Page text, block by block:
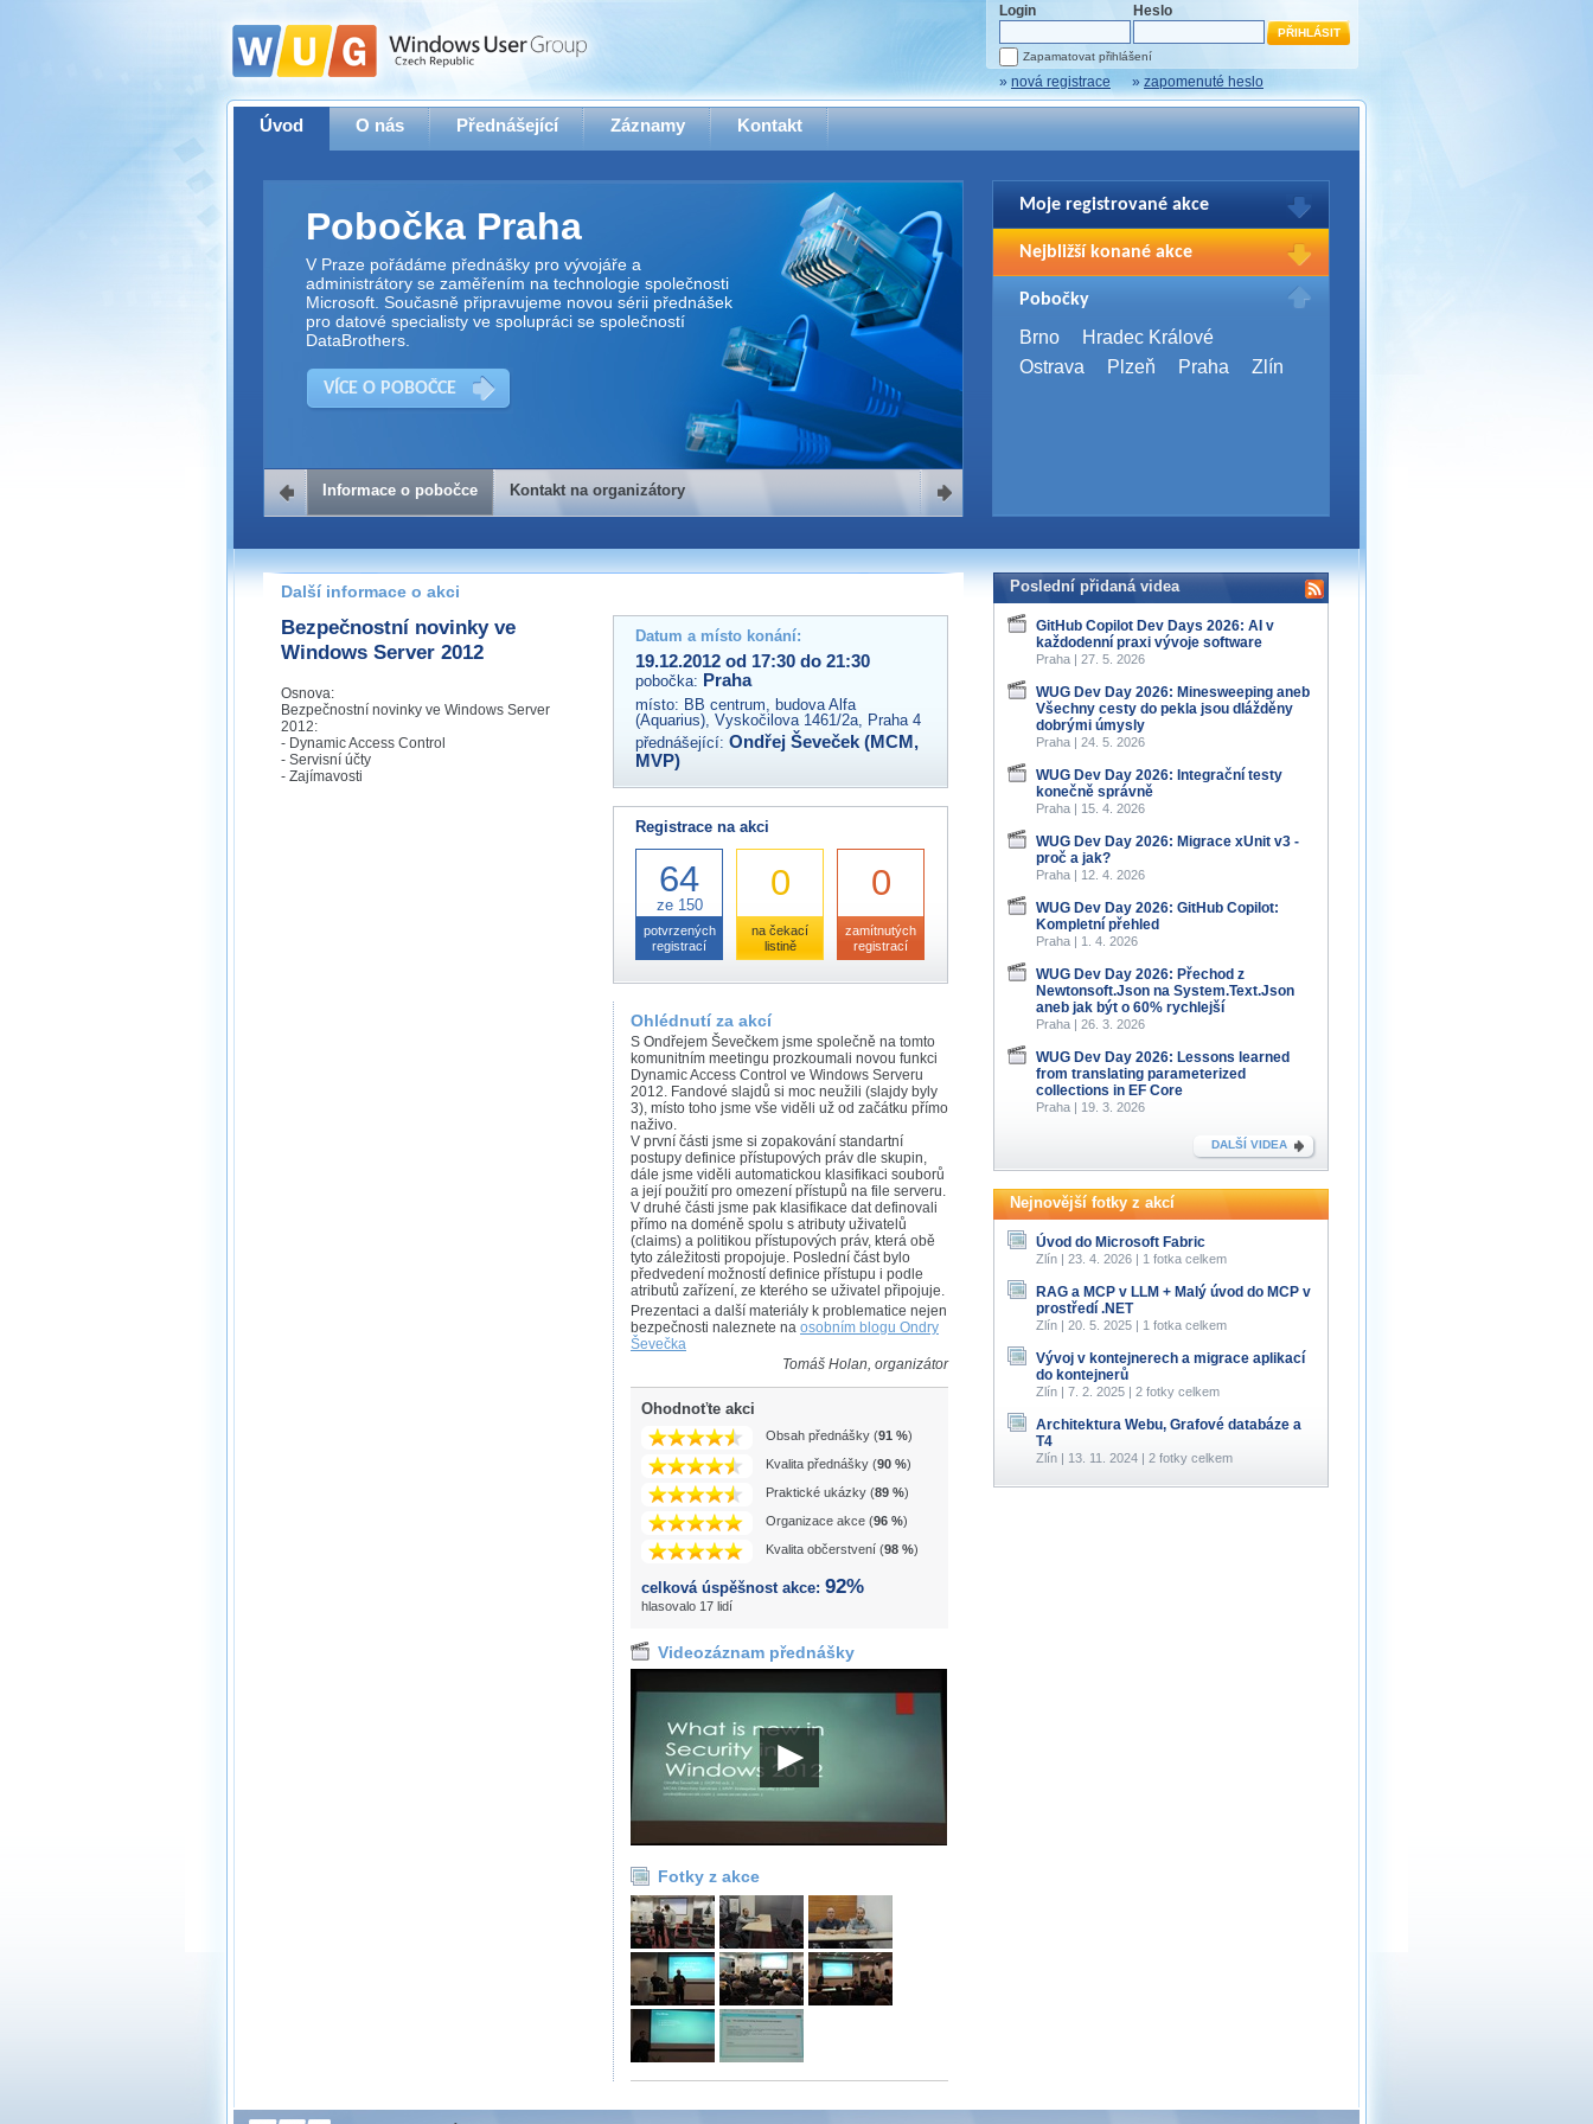
Login Heslo
Zapamatovat přihlášení
» nová registrace » zapomenuté heslo
Úvod O nás Přednášející Záznamy Kontakt
Pobočka Praha
V Praze pořádáme přednášky pro vývojáře a
administrátory se zaměřením na technologie společnosti
Microsoft. Současně připravujeme novou sérii přednášek
pro datové specialisty ve spolupráci se společností
DataBrothers.
VÍCE O POBOČCE
Kontakt na organizátory
Pokud máte jakýkoliv dotaz na organizátory této akce,
prosím neváhejte nás kontaktovat na e-mailu:
praha@wug.cz
Informace o pobočce Kontakt na organizátory
Moje registrované akce
Pro zobrazení Vašich registrací na akce
se prosím přihlašte.
Nejbližší konané akce
WUG Days 2026
4. 9. 2026,Brno
SQL Server Bootcamp 2026
Pobočky
Brno
Hradec Králové
Ostrava
Plzeň Praha Zlín
Další informace o akci
Bezpečnostní novinky ve
Windows Server 2012
Osnova:
Bezpečnostní novinky ve Windows Server
2012:
- Dynamic Access Control
- Servisní účty
- Zajímavosti
Datum a místo konání:
19.12.2012 od 17:30 do 21:30
pobočka: Praha
místo: BB centrum, budova Alfa
(Aquarius), Vyskočilova 1461/2a, Praha 4
přednášející: Ondřej Ševeček (MCM,
MVP)
Registrace na akci
64
ze 150
potvrzených
registrací
0
na čekací
listině
0
zamítnutých
registrací
Ohlédnutí za akcí
S Ondřejem Ševečkem jsme společně na tomto
komunitním meetingu prozkoumali novou funkci
Dynamic Access Control ve Windows Serveru
2012. Fandové slajdů si moc neužili (slajdy byly
3), místo toho jsme vše viděli už od začátku přímo
naživo.
V první části jsme si zopakování standartní
postupy definice přístupových práv dle skupin,
dále jsme viděli automatickou klasifikaci souborů
a její použití pro omezení přístupů na file serveru.
V druhé části jsme pak klasifikace dat definovali
přímo na doméně spolu s atributy uživatelů
(claims) a politikou přístupových práv, která obě
tyto záležitosti propojuje. Poslední část bylo
předvedení možností definice přístupu i podle
atributů zařízení, ze kterého se uživatel připojuje.
Prezentaci a další materiály k problematice nejen
bezpečnosti naleznete na osobním blogu Ondry
Ševečka
Tomáš Holan, organizátor
Ohodnoťte akci
Obsah přednášky (91 %)
Kvalita přednášky (90 %)
Praktické ukázky (89 %)
Organizace akce (96 %)
Kvalita občerstvení (98 %)
celková úspěšnost akce: 92%
hlasovalo 17 lidí
Videozáznam přednášky
Fotky z akce
Poslední přidaná videa
GitHub Copilot Dev Days 2026: AI v
každodenní praxi vývoje software
Praha | 27. 5. 2026
WUG Dev Day 2026: Minesweeping aneb
Všechny cesty do pekla jsou dlážděny
dobrými úmysly
Praha | 24. 5. 2026
WUG Dev Day 2026: Integrační testy
konečně správně
Praha | 15. 4. 2026
WUG Dev Day 2026: Migrace xUnit v3 -
proč a jak?
Praha | 12. 4. 2026
WUG Dev Day 2026: GitHub Copilot:
Kompletní přehled
Praha | 1. 4. 2026
WUG Dev Day 2026: Přechod z
Newtonsoft.Json na System.Text.Json
aneb jak být o 60% rychlejší
Praha | 26. 3. 2026
WUG Dev Day 2026: Lessons learned
from translating parameterized
collections in EF Core
Praha | 19. 3. 2026
DALŠÍ VIDEA
Nejnovější fotky z akcí
Úvod do Microsoft Fabric
Zlín | 23. 4. 2026 | 1 fotka celkem
RAG a MCP v LLM + Malý úvod do MCP v
prostředí .NET
Zlín | 20. 5. 2025 | 1 fotka celkem
Vývoj v kontejnerech a migrace aplikací
do kontejnerů
Zlín | 7. 2. 2025 | 2 fotky celkem
Architektura Webu, Grafové databáze a
T4
Zlín | 13. 11. 2024 | 2 fotky celkem